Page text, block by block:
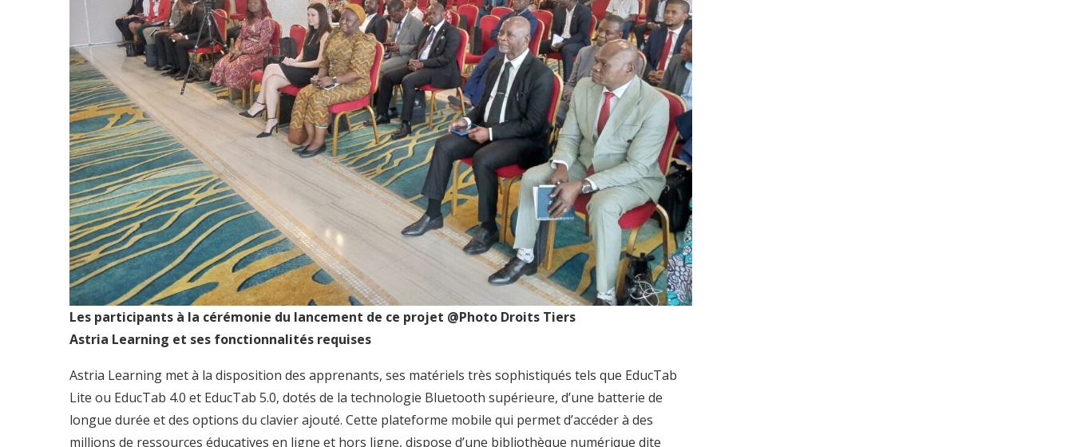
Les participants à la cérémonie du lancement de ce projet @Photo Droits Tiers
Astria Learning et ses fonctionnalités requises
Astria Learning met à la disposition des apprenants, ses matériels très sophistiqués tels que EducTab
Lite ou EducTab 4.0 et EducTab 5.0, dotés de la technologie Bluetooth supérieure, d’une batterie de
longue durée et des options du clavier ajouté. Cette plateforme mobile qui permet d’accéder à des
millions de ressources éducatives en ligne et hors ligne, dispose d’une bibliothèque numérique dite